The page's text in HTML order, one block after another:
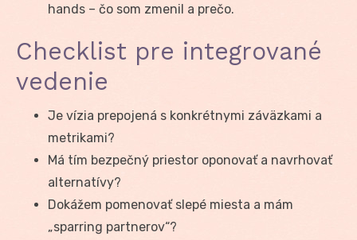
hands – čo som zmenil a prečo.
Checklist pre integrované
vedenie
Je vízia prepojená s konkrétnymi záväzkami a
metrikami?
Má tím bezpečný priestor oponovať a navrhovať
alternatívy?
Dokážem pomenovať slepé miesta a mám
„sparring partnerov“?